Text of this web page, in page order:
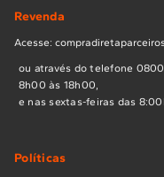
Revenda
Acesse:
ou através do telefone
8h00 às 18h00,
e nas sextas-feiras das
Políticas